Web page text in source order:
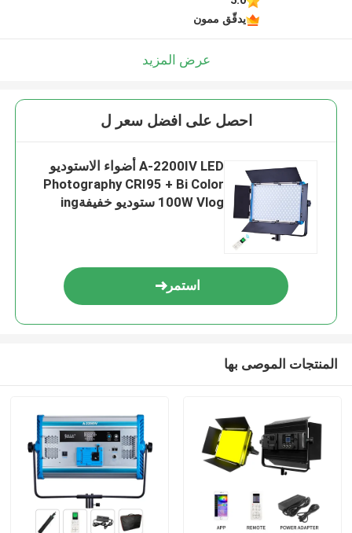
يدقّق ممون
عرض المزيد
احصل على افضل سعر ل
A-2200IV LED أضواء الاستوديو
Photography CRI95 + Bi Color
100W Vlog ستوديو خفيفةing
استمر
المنتجات الموصى بها